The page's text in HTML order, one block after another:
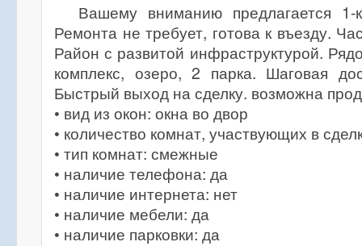
Вашему вниманию предлагается 1-
Ремонта не требует, готова к въезду.
Район с развитой инфраструктурой.
комплекс, озеро, 2 парка. Шаговая
Быстрый выход на сделку. возможна
• вид из окон: окна во двор
• количество комнат, участвующих в
• тип комнат: смежные
• наличие телефона: да
• наличие интернета: нет
• наличие мебели: да
• наличие парковки: да